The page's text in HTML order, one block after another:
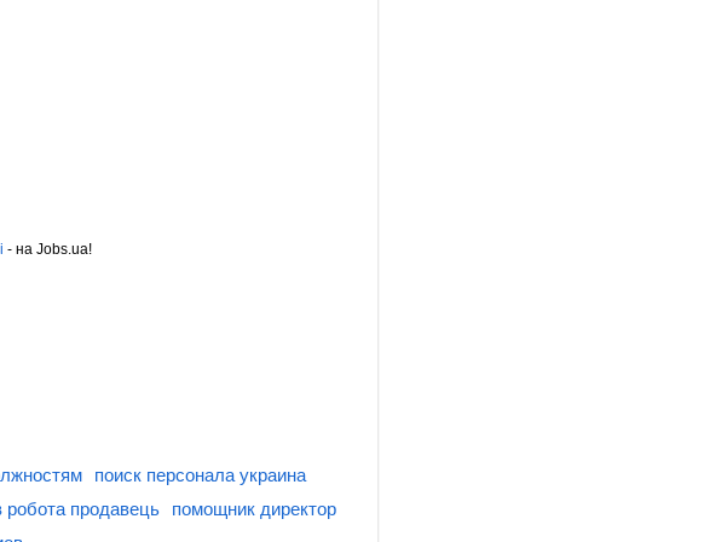
- на Jobs.ua!
поиск персонала украина
робота продавець
помощник директор